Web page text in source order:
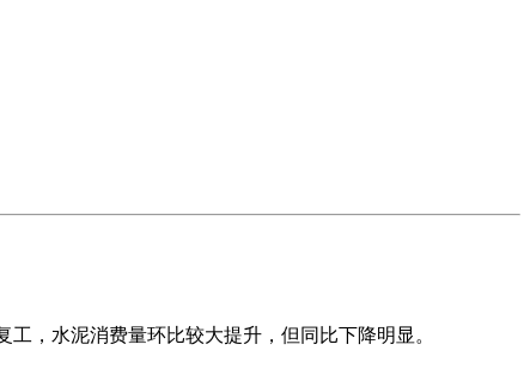
，水泥消费量环比较大提升，但同比下降明显。